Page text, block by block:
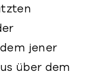
jener
über dem